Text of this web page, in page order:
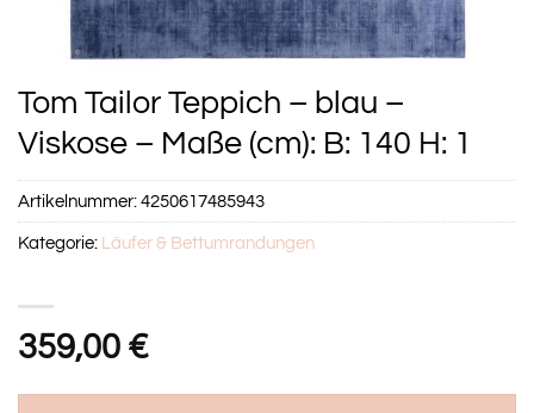
Tom Tailor Teppich – blau –
Viskose – Maße (cm): B: 140 H: 1
359,00 €
Artikelnummer:4250617485943
Kategorie: Läufer & Bettumrandungen